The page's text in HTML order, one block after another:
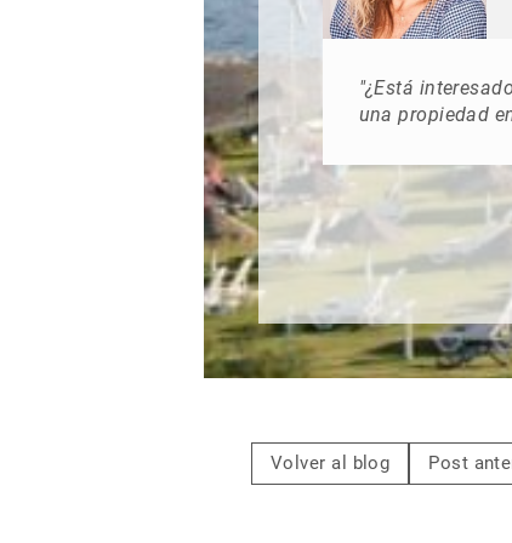
"¿Está
una propiedad
Volver al blog Post